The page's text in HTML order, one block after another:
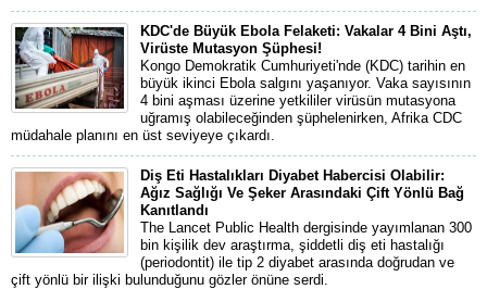
KDC'de Büyük Ebola Felaketi: Vakalar 4 Bini Aştı,
Virüste Mutasyon Şüphesi!
Kongo Demokratik Cumhuriyeti'nde (KDC) tarihin en
büyük ikinci Ebola salgını yaşanıyor. Vaka sayısının
4 bini aşması üzerine yetkililer virüsün mutasyona
uğramış olabileceğinden şüphelenirken, Afrika CDC
müdahale planını en üst seviyeye çıkardı.
Diş Eti Hastalıkları Diyabet Habercisi Olabilir:
Ağız Sağlığı Ve Şeker Arasındaki Çift Yönlü Bağ
Kanıtlandı
The Lancet Public Health dergisinde yayımlanan 300
bin kişilik dev araştırma, şiddetli diş eti hastalığı
(periodontit) ile tip 2 diyabet arasında doğrudan ve
çift yönlü bir ilişki bulunduğunu gözler önüne serdi.